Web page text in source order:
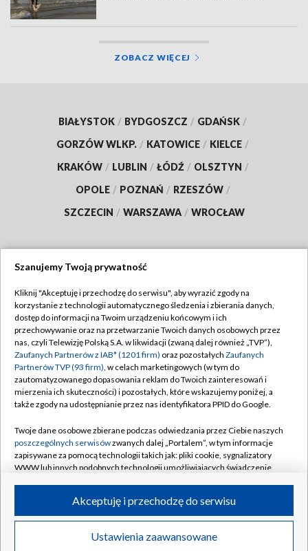
ZOBACZ WIĘCEJ
BIAŁYSTOK / BYDGOSZCZ / GDAŃSK /
GORZÓW WLKP. / KATOWICE / KIELCE /
KRAKÓW / LUBLIN / ŁÓDŹ / OLSZTYN /
OPOLE / POZNAŃ / RZESZÓW /
SZCZECIN / WARSZAWA / WROCŁAW
TVP
Abonament TVP
Emisja w TVP
Centrum informacji TVP
Naziemna Telewizja Cyfrowa
Rada Programowa
System NOS
Informacje o nadawcy
Program dla prasy
Regulamin TVP
Polityka prywatności
Moje zgody
Pomoc
Kontakt
Kanały
©2026 Telewizja Polska S.A. w likwidacji
Szanujemy Twoją prywatność
Kliknij "Akceptuję i przechodzę do serwisu", aby wyrazić zgody na
korzystanie z technologii automatycznego śledzenia i zbierania danych,
dostęp do informacji na Twoim urządzeniu końcowym i ich
przechowywanie oraz na przetwarzanie Twoich danych osobowych przez
nas, czyli Telewizję Polską S.A. w likwidacji (zwaną dalej również „TVP”),
Zaufanych Partnerów z IAB* (1201 firm) oraz pozostałych Zaufanych
Partnerów TVP (93 firm), w celach marketingowych (w tym do
zautomatyzowanego dopasowania reklam do Twoich zainteresowań i
mierzenia ich skuteczności) i pozostałych, które wskazujemy poniżej, a
także zgody na udostępnianie przez nas identyfikatora PPID do Google.
Twoje dane osobowe zbierane podczas odwiedzania przez Ciebie naszych
poszczególnych serwisówzwanych dalej „Portalem”, w tym informacje
zapisywane za pomocą technologii takich jak: pliki cookie, sygnalizatory
WWW lub innych podobnych technologii umożliwiających świadczenie
ruchu w Internecie.
Twoje dane osobowe zbierane podczas odwiedzania przez Ciebie
poszczególnych serwisówna Portalu, takie jak adresy IP, identyfikatory
Ustawienia zaawansowane
Akceptuję i przechodzę do serwisu